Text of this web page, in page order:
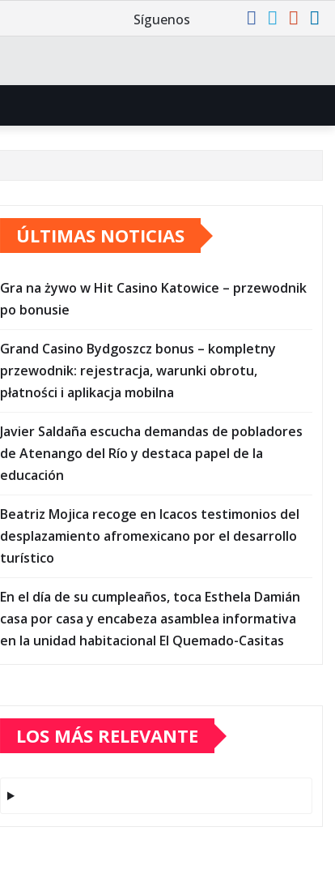
Síguenos
ÚLTIMAS NOTICIAS
Gra na żywo w Hit Casino Katowice – przewodnik
po bonusie
Grand Casino Bydgoszcz bonus – kompletny
przewodnik: rejestracja, warunki obrotu,
płatności i aplikacja mobilna
Javier Saldaña escucha demandas de pobladores
de Atenango del Río y destaca papel de la
educación
Beatriz Mojica recoge en Icacos testimonios del
desplazamiento afromexicano por el desarrollo
turístico
En el día de su cumpleaños, toca Esthela Damián
casa por casa y encabeza asamblea informativa
en la unidad habitacional El Quemado-Casitas
LOS MÁS RELEVANTE